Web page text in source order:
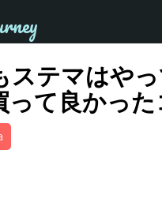
ステマはや
て良かった